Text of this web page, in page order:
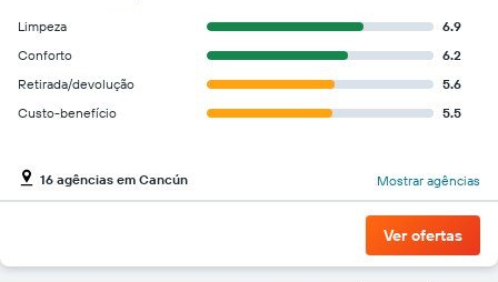
Limpeza
6.9
Conforto
6.2
Retirada/devolução
5.6
Custo-benefício
5.5
16 agências em Cancún Mostrar agências
Ver ofertas